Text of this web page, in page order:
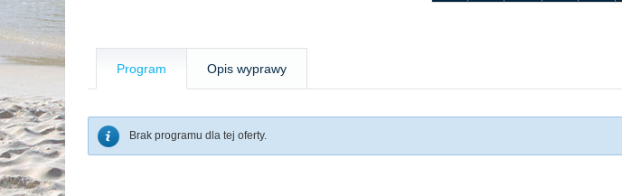
Program Opis wyprawy
Brak programu dla tej oferty.